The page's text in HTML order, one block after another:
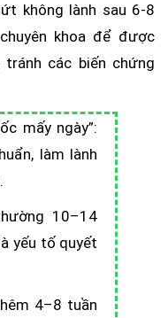
không lành sau 6-8
khoa để được
các biến chứng
mấy ngày”:
làm lành
10–14
yếu tố quyết
4–8 tuần